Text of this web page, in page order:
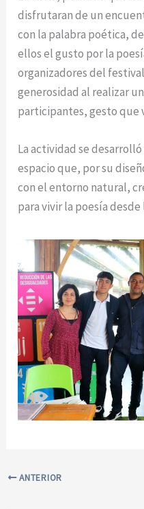
disfrutaran de un
con la palabra poética,
ellos el gusto por la
organizadores del
generosidad al realizar
participantes, gesto que
La actividad se desarrolló
espacio que, por su
con el entorno natural,
para vivir la poesía
ANTERIOR